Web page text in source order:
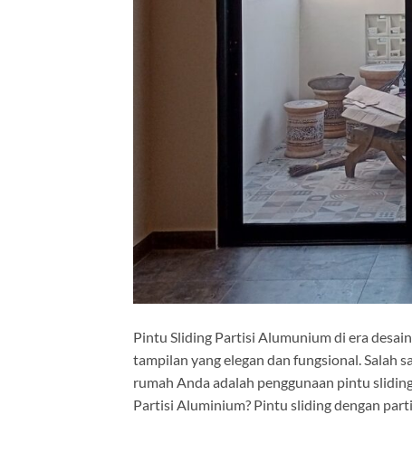
Pintu Sliding Partisi Alumunium di era
tampilan yang elegan dan fungsional. Salah
rumah Anda adalah penggunaan pintu
Partisi Aluminium? Pintu sliding dengan